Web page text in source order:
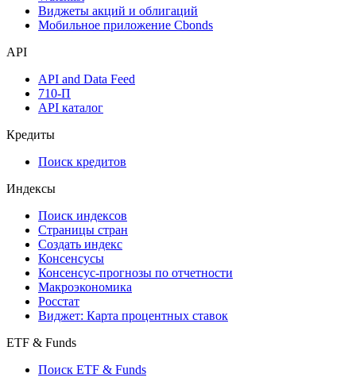
Виджеты акций и облигаций
Мобильное приложение Cbonds
API
API and Data Feed
710-П
API каталог
Кредиты
Поиск кредитов
Индексы
Поиск индексов
Страницы стран
Создать индекс
Консенсусы
Консенсус-прогнозы по отчетности
Макроэкономика
Росстат
Виджет: Карта процентных ставок
ETF & Funds
Поиск ETF & Funds